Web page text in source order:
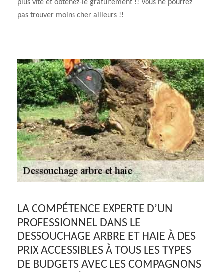
plus vite et obtenez-le gratuitement !! Vous ne pourrez
pas trouver moins cher ailleurs !!
LA COMPÉTENCE EXPERTE D’UN
PROFESSIONNEL DANS LE
DESSOUCHAGE ARBRE ET HAIE À DES
PRIX ACCESSIBLES À TOUS LES TYPES
DE BUDGETS AVEC LES COMPAGNONS